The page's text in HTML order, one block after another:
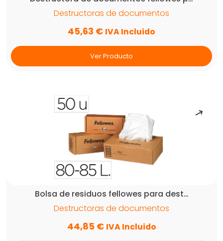
Destructoras de documentos
45,63 € IVA Incluido
Ver Producto
Bolsa de residuos fellowes para dest…
Destructoras de documentos
44,85 € IVA Incluido